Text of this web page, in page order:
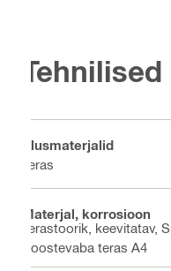
Alusmaterjalid
Teras
Materjal, korrosioon
Terastoorik, keevitatav,
Roostevaba teras A4